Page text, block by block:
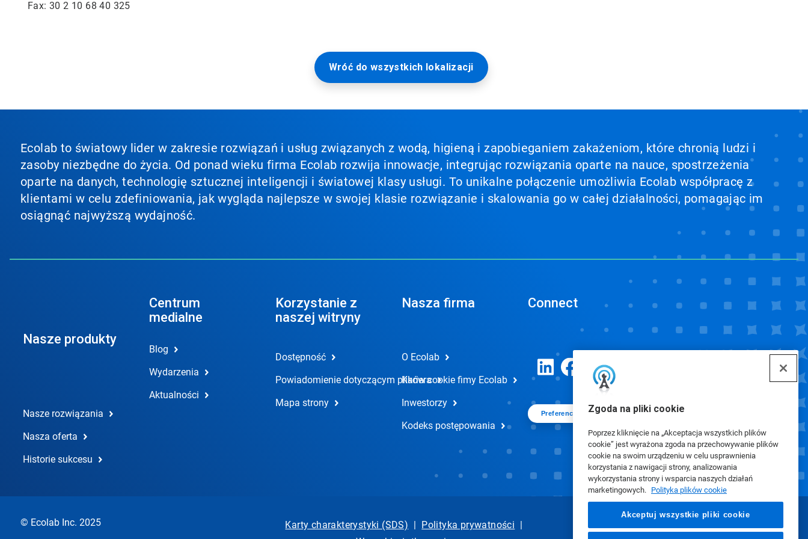
Zgoda na pliki cookie
Poprzez kliknięcie na „Akceptacja wszystkich plików
cookie” jest wyrażona zgoda na przechowywanie plików
cookie na swoim urządzeniu w celu usprawnienia
korzystania z nawigacji strony, analizowania
wykorzystania strony i wsparcia naszych działań
marketingowych. Polityka plików cookie
Akceptuj wszystkie pliki cookie
Fax: 30 2 10 68 40 325
Wróć do wszystkich lokalizacji
Ecolab to światowy lider w zakresie rozwiązań i usług związanych z wodą, higieną i zapobieganiem zakażeniom, które chronią ludzi i
zasoby niezbędne do życia. Od ponad wieku firma Ecolab rozwija innowacje, integrując rozwiązania oparte na nauce, spostrzeżenia
oparte na danych, technologię sztucznej inteligencji i światowej klasy usługi. To unikalne połączenie umożliwia Ecolab współpracę z
klientami w celu zdefiniowania, jak wygląda najlepsze w swojej klasie rozwiązanie i skalowania go w całej działalności, pomagając im
osiągnąć najwyższą wydajność.
Nasze produkty
Nasze rozwiązania
Nasza oferta
Historie sukcesu
Centrum
medialne
Blog
Wydarzenia
Aktualności
Korzystanie z
naszej witryny
Dostępność
Powiadomienie dotyczącym plików cookie fimy Ecolab
Mapa strony
Nasza firma
O Ecolab
Kariera
Inwestorzy
Kodeks postępowania
Connect
Preferencje plików cookie
© Ecolab Inc. 2025 Karty charakterystyki (SDS) | Polityka prywatności |